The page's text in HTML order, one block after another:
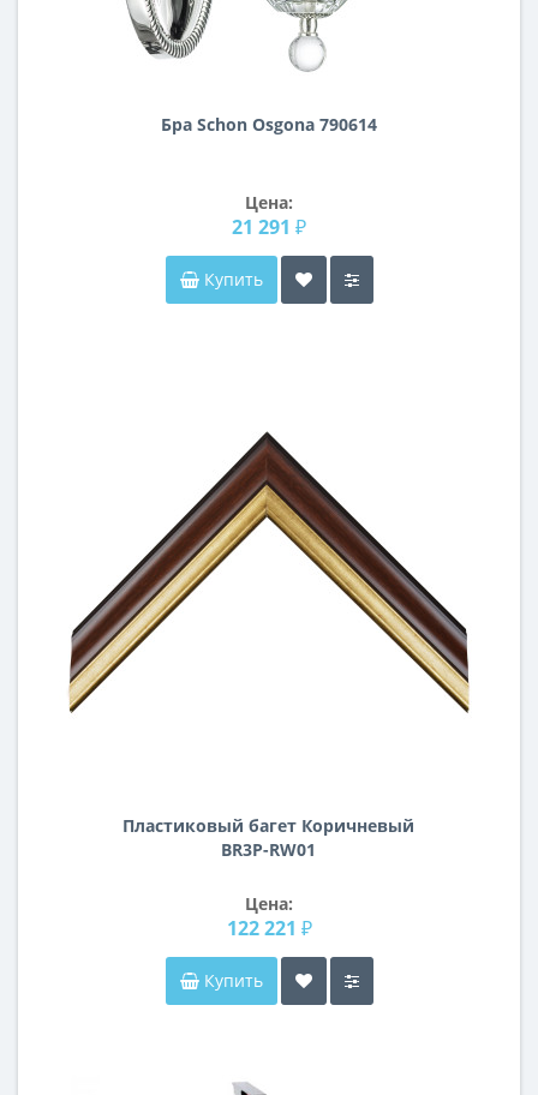
Бра Schon Osgona 790614
Цена:
21 291 ₽
Купить
Пластиковый багет Коричневый
BR3P-RW01
Цена:
122 221 ₽
Купить